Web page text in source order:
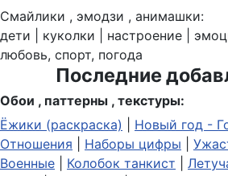
Смайлики , эмодзи , анимашки:
дети | куколки | настроение |
любовь, спорт, погода
Последние
Обои , паттерны , текстуры:
Ёжики (раскраска)
Новый год -
Отношения
Наборы цифры
Военные
Колобок танкист